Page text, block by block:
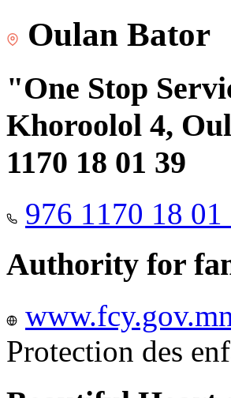
Oulan Bator
"One Stop
Khoroolol 4,
1170 18 01 39
976 1170 18 01
Authority for
Protection des